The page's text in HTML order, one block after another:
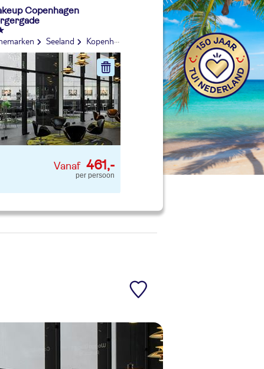
Copenhagen
Seeland Kopenhagen
461,-
per persoon
jouw ideale vakantie
Zoeken
kind